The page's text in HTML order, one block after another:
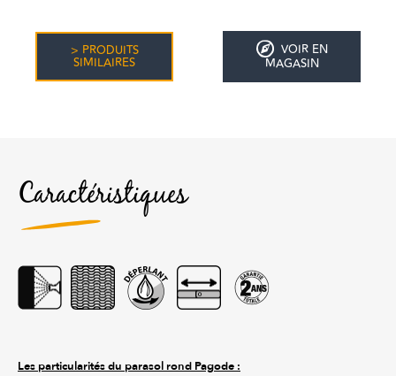
> PRODUITS
SIMILAIRES
VOIR EN
MAGASIN
Caractéristiques
Les particularités du parasol rond Pagode :